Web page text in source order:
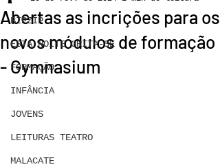
BIPZIP
ESTA NOITE GRITA-SE
FORMAÇÃO
INFÂNCIA
JOVENS
LEITURAS TEATRO
MALACATE
Abertas as incrições para os
novos módulos de formação
- Gymnasium